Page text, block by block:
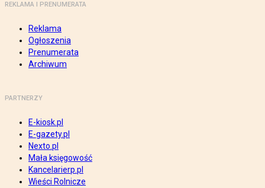
REKLAMA I PRENUMERATA
Reklama
Ogłoszenia
Prenumerata
Archiwum
PARTNERZY
E-kiosk.pl
E-gazety.pl
Nexto.pl
Mała księgowość
Kancelarierp.pl
Wieści Rolnicze